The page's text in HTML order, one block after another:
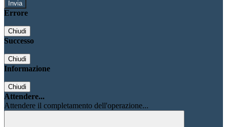
Errore
Chiudi
Successo
Chiudi
Informazione
Chiudi
Attendere...
Attendere il completamento dell'operazione...